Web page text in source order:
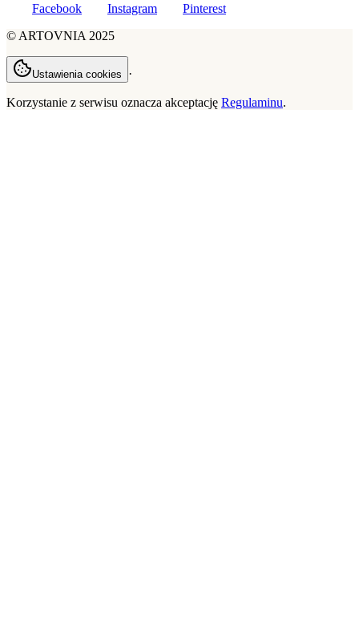
Facebook Instagram
Pinterest
©ARTOVNIA2025
Ustawienia cookies ·
Korzystanie z serwisu oznacza akceptację Regulaminu.